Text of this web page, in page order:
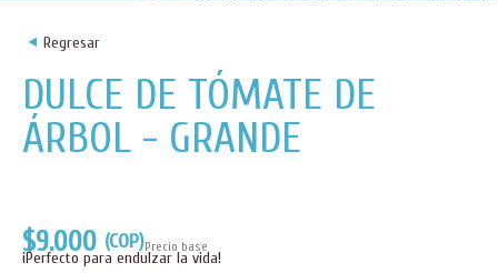
< Regresar
DULCE DE TÓMATE DE
ÁRBOL - GRANDE
$9.000 (COP)Precio base
¡Perfecto para endulzar la vida!